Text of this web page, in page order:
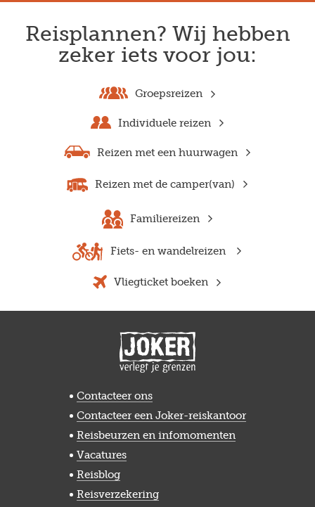
Reisplannen? Wij hebben
zeker iets voor jou:
Groepsreizen
Individuele reizen
Reizen met een huurwagen
Reizen met de camper(van)
Familiereizen
Fiets- en wandelreizen
Vliegticket boeken
Contacteer ons
Contacteer een Joker-reiskantoor
Reisbeurzen en infomomenten
Vacatures
Reisblog
Reisverzekering